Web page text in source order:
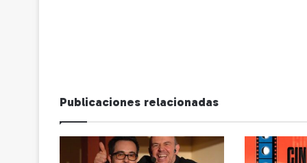
Publicaciones relacionadas